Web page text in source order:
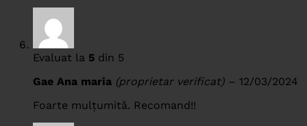
Evaluat la 5 din 5
Gae Ana maria (proprietar verificat) – 12/03/2024
Foarte mulțumită. Recomand!!